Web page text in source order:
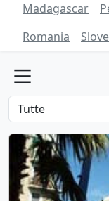
Madagascar
Romania